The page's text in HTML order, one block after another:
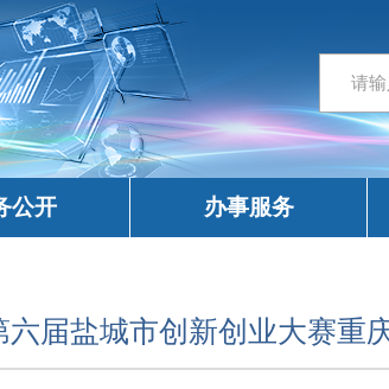
公开 办事服务
届盐城市创新创业大赛重